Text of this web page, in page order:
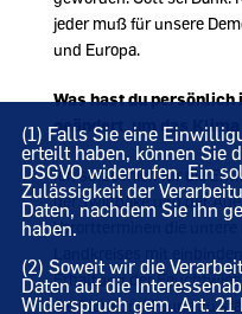
jeder muß für unsere
und Europa.
Was hast du
geändert, um das Klima
Ich setze mich für die
der Twillbäke und der
Vorortterminen die
Erhaltung der
die Flora und Fauna zu
(1) Falls Sie eine
erteilt haben, können Sie
DSGVO widerrufen. Ein
Zulässigkeit der
Daten, nachdem Sie ihn
haben.
(2) Soweit wir die
Daten auf die
Widerspruch gem. Art. 21